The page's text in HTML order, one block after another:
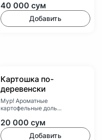
40 000 сум
Добавить
Картошка по-
деревенски
Мур! Ароматные
картофельные доль...
20 000 сум
Добавить